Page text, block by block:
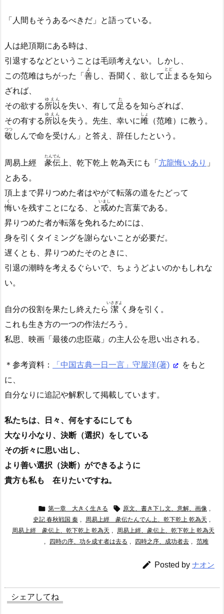
「人間もそうあるべきだ」と語っている。
人は絶頂期にある時は、
引退するなどということは毛頭考えない。しかし、
この范雎はちがった「 善
よ
し、吾聞く、欲して 止
とど
まるを知ら
ざれば、
その欲する 所以
ゆえん
を失い、有して 足
た
るを知らざれば、
その有する 所以
ゆえん
を失う。先生、幸いに雎
しょ
（范雎）に教う。
敬
つつ
しんで命を受けん」と答え、辞任したという。
周易上經 彖伝
たんでん
上、乾下乾上 乾為天にも「 亢龍悔いあり 」
とある。
頂上まで昇りつめた者はやがて転落の道をたどって
悔
く
いを残すことになる、と戒
いまし
めた言葉である。
昇りつめた者が転落を免れるためには、
身を引くタイミングを謝らないことが必要だ。
遅くとも、昇りつめたそのときに、
引退の潮時を考えるぐらいで、ちょうどよいのかもしれな
い。
自分の役割を果たし終えたら 潔
いさぎよ
く身を引く。
これも生き方の一つの作法だろう。
私思、映画「最後の忠臣蔵」の主人公を思い出される。
＊参考資料： 「中国古典一日一言」守屋洋(著)
をもと
に、
自分なりに追記や解釈して掲載しています。
私たちは、日々、何をするにしても
大なり小なり、決断（選択）をしている
その折々に思い出し、
より善い選択（決断）ができるように
貴方も私も 在りたいですね。
 第一章 大きく生きる  原文、書き下し文、意解、画像 ,
史記 春秋戦国 秦 , 周易上經 彖伝たんでん上、乾下乾上 乾為天 ,
周易上經 彖伝上、乾下乾上 乾為天 ,
周易上經、彖伝上、乾下乾上 乾為天
,
四時の序、功を成す者は去る , 四時之序、成功者去 , 范雎
 Posted by ナオン
シェアしてね